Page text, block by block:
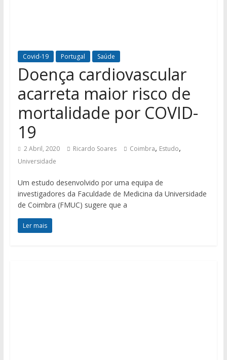
Covid-19 Portugal Saúde
Doença cardiovascular
acarreta maior risco de
mortalidade por COVID-
19
2 Abril, 2020 Ricardo Soares Coimbra, Estudo,
Universidade
Um estudo desenvolvido por uma equipa de
investigadores da Faculdade de Medicina da Universidade
de Coimbra (FMUC) sugere que a
Ler mais